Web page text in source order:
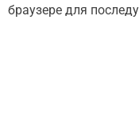
браузере для